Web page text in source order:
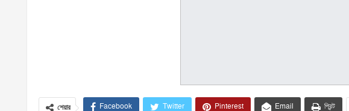
শেয়ার Facebook Twitter Pinterest Email প্রিন্ট